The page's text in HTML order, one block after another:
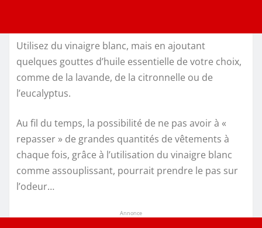
Utilisez du vinaigre blanc, mais en ajoutant
quelques gouttes d’huile essentielle de votre choix,
comme de la lavande, de la citronnelle ou de
l’eucalyptus.
Au fil du temps, la possibilité de ne pas avoir à «
repasser » de grandes quantités de vêtements à
chaque fois, grâce à l’utilisation du vinaigre blanc
comme assouplissant, pourrait prendre le pas sur
l’odeur…
Annonce